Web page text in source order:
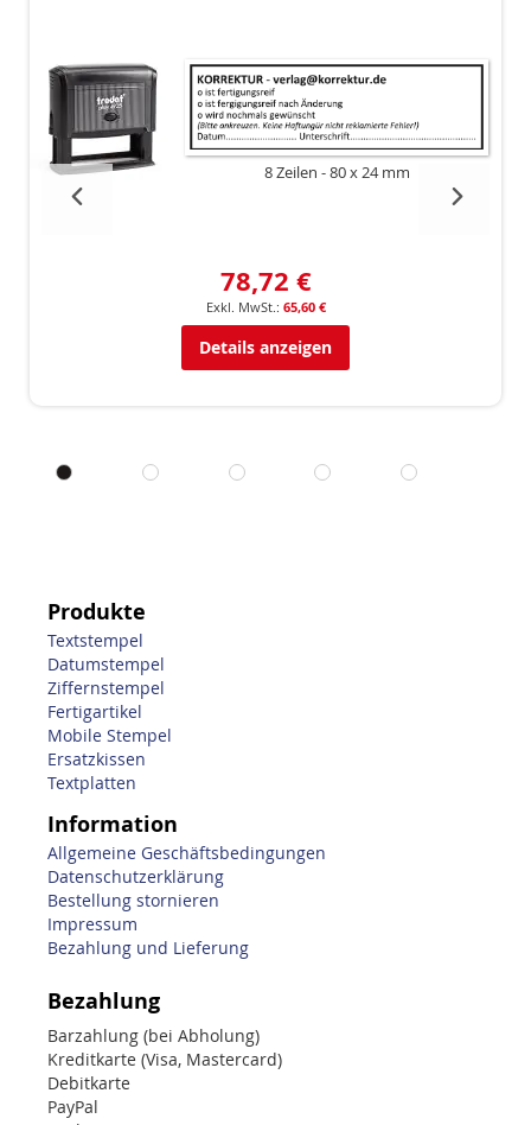
8 Zeilen 80 x 24 mm
78,72 €
65,60 €
Details anzeigen
Produkte
Textstempel
Datumstempel
Ziffernstempel
Fertigartikel
Mobile Stempel
Ersatzkissen
Textplatten
Information
Allgemeine Geschäftsbedingungen
Datenschutzerklärung
Bestellung stornieren
Impressum
Bezahlung und Lieferung
Bezahlung
Barzahlung (bei Abholung)
Kreditkarte (Visa, Mastercard)
Debitkarte
PayPal